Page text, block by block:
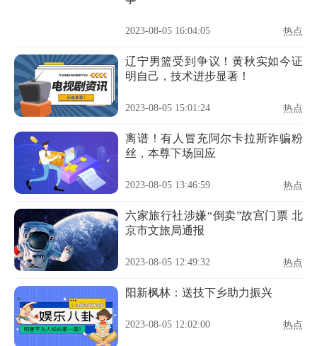
2023-08-05 16:04:05 热点
辽宁男篮受到争议！黄秋实如今证
明自己，技术进步显著！
2023-08-05 15:01:24 热点
离谱！有人冒充阿尔卡拉斯诈骗粉
丝，本尊下场回应
2023-08-05 13:46:59 热点
六家旅行社涉嫌“倒卖”故宫门票 北
京市文旅局通报
2023-08-05 12:49:32 热点
阳新枫林：送技下乡助力振兴
2023-08-05 12:02:00 热点